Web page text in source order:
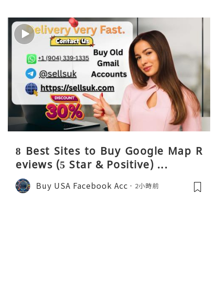
8 Best Sites to Buy Google Map R
eviews (5 Star & Positive) ...
Buy USA Facebook Acc 2小時前